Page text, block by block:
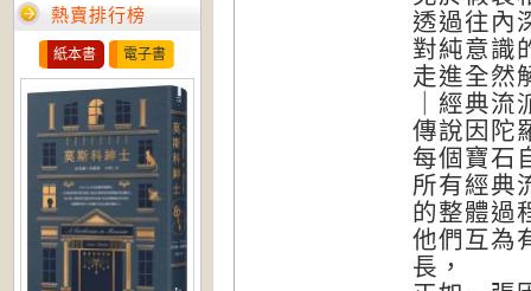
熱賣排行榜
紙本書 電子書
透過往內
對純意識
走進全然
｜經典流
傳說因陀
每個寶石
所有經典
的整體過
他們互為
長，